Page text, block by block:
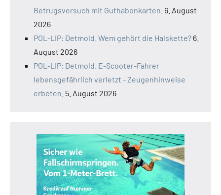
Betrugsversuch mit Guthabenkarten. 6. August
2026
POL-LIP: Detmold. Wem gehört die Halskette? 6.
August 2026
POL-LIP: Detmold. E-Scooter-Fahrer
lebensgefährlich verletzt - Zeugenhinweise
erbeten. 5. August 2026